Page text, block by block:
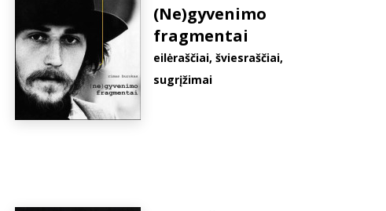
(Ne)gyvenimo
fragmentai
eilėraščiai, šviesraščiai,
sugrįžimai